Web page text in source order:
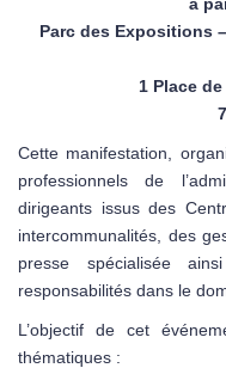
Parc des Expositions
1 Place
Cette manifestation,
professionnels de
dirigeants issus des
intercommunalités, des
presse spécialisée
responsabilités dans le
L’objectif de cet
thématiques :